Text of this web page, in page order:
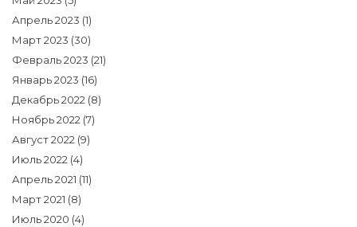
Апрель 2023 (1)
Март 2023 (30)
Февраль 2023 (21)
Январь 2023 (16)
Декабрь 2022 (8)
Ноябрь 2022 (7)
Август 2022 (9)
Июль 2022 (4)
Апрель 2021 (11)
Март 2021 (8)
Июль 2020 (4)